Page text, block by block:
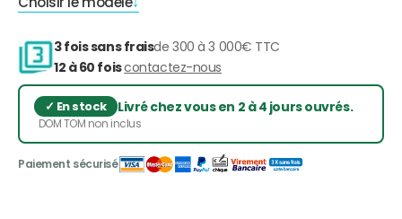
3 fois sans fraisde 300 à 3 000€ TTC
12 à 60 foiscontactez-nous
Livré chez vous en 2 à 4 jours ouvrés.
DOM TOM non inclus